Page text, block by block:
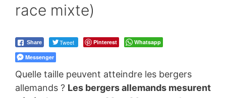
race mixte)
Share Tweet Pinterest
Whatsapp
Messenger
Quelle taille peuvent atteindre les bergers
allemands ? Les bergers allemands mesurent